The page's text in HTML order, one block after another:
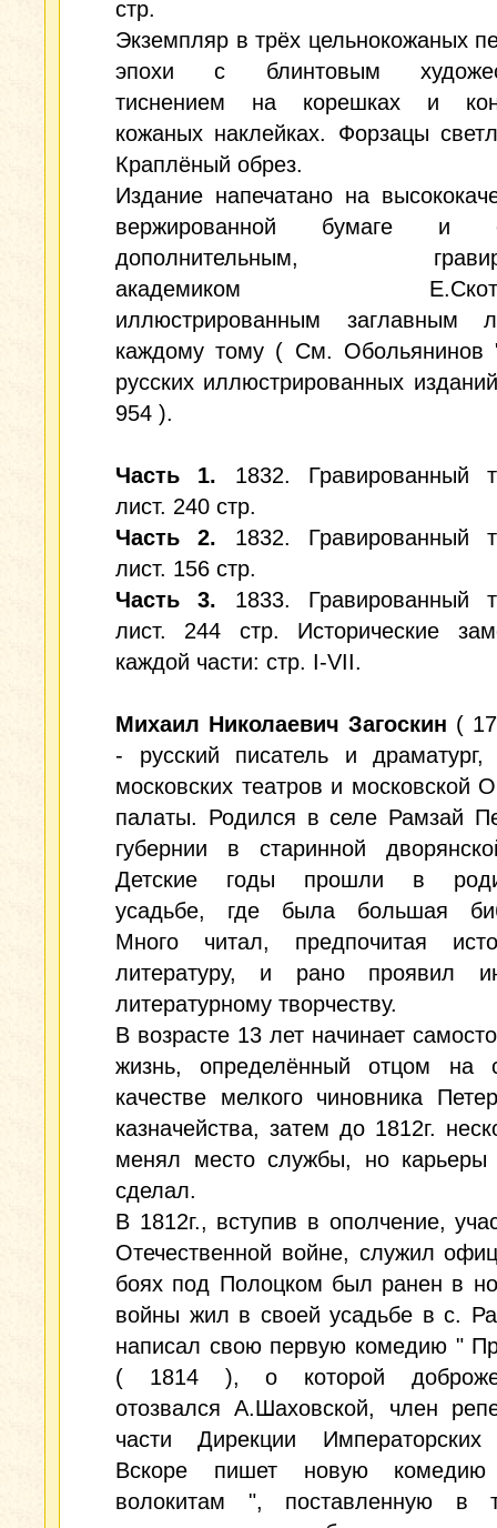
стр.
Экземпляр в трёх цельнокожаных
эпохи с блинтовым
тиснением на корешках и
кожаных наклейках. Форзацы
Краплёный обрез.
Издание напечатано на
вержированной бумаге и
дополнительным,
академиком
иллюстрированным заглавным
каждому тому ( См. Обольянинов
русских иллюстрированных
954 ).
Часть 1. 1832. Гравированный
лист. 240 стр.
Часть 2. 1832. Гравированный
лист. 156 стр.
Часть 3. 1833. Гравированный
лист. 244 стр. Исторические
каждой части: стр. I-VII.
Михаил Николаевич Загоскин (
- русский писатель и драматург,
московских театров и московской
палаты. Родился в селе Рамзай
губернии в старинной
Детские годы прошли в
усадьбе, где была большая
Много читал, предпочитая
литературу, и рано проявил
литературному творчеству.
В возрасте 13 лет начинает
жизнь, определённый отцом на
качестве мелкого чиновника
казначейства, затем до 1812г.
менял место службы, но
сделал.
В 1812г., вступив в ополчение,
Отечественной войне, служил
боях под Полоцком был ранен в
войны жил в своей усадьбе в с.
написал свою первую комедию "
( 1814 ), о которой
отозвался А.Шаховской, член
части Дирекции Императорских
Вскоре пишет новую
волокитам ", поставленную в